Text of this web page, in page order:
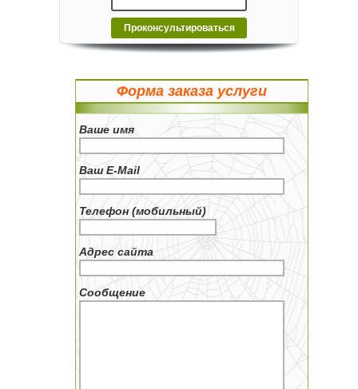
Форма заказа услуги
Ваше имя
Ваш E-Mail
Телефон (мобильный)
Адрес сайта
Сообщение